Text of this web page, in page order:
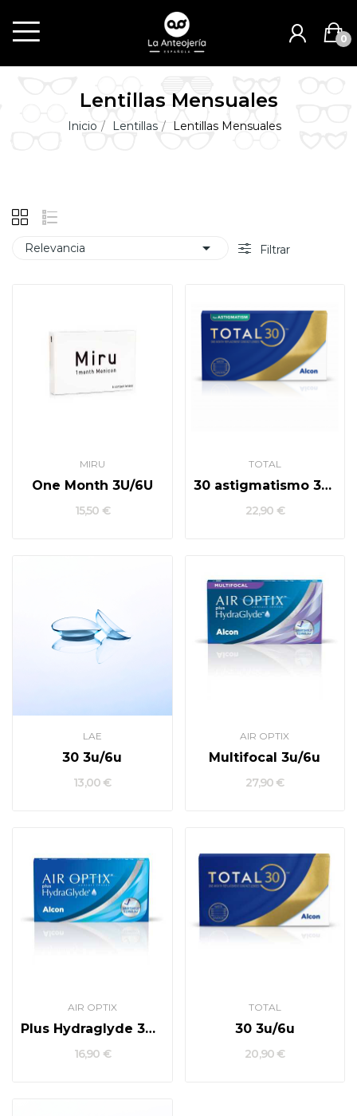
0
Lentillas Mensuales
Inicio Lentillas Lentillas Mensuales
Relevancia  Filtrar
MIRU
One Month 3U/6U
15,50 €
TOTAL
30 astigmatismo 3u/6u
22,90 €
LAE
30 3u/6u
13,00 €
AIR OPTIX
Multifocal 3u/6u
27,90 €
AIR OPTIX
Plus Hydraglyde 3u/6u
16,90 €
TOTAL
30 3u/6u
20,90 €